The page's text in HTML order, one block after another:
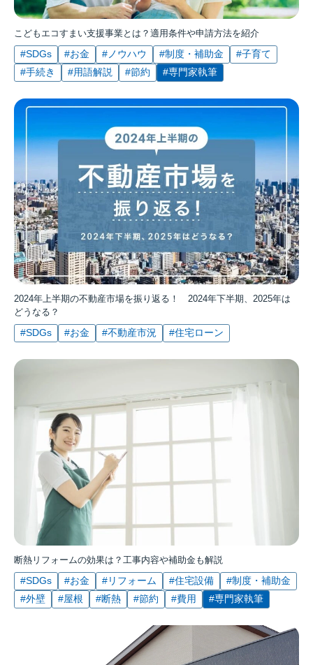
こどもエコすまい支援事業とは？適用条件や申請方法を紹介
#SDGs #お金 #ノウハウ #制度・補助金
#子育て
#手続き
#用語解説 #節約 #専門家執筆
2024年上半期の不動産市場を振り返る！ 2024年下半期、2025年は
どうなる？
#SDGs #お金 #不動産市況 #住宅ローン
断熱リフォームの効果は？工事内容や補助金も解説
#SDGs #お金 #リフォーム #住宅設備
#制度・補助金
#外壁
#屋根 #断熱 #節約 #費用 #専門家執筆